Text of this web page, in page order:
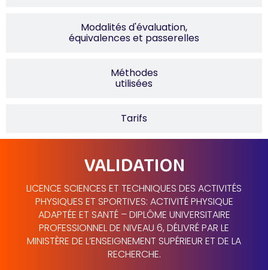
Modalités d'évaluation,
équivalences et passerelles
Méthodes
utilisées
Tarifs
VALIDATION
LICENCE SCIENCES ET TECHNIQUES DES ACTIVITÉS
PHYSIQUES ET SPORTIVES: ACTIVITÉ PHYSIQUE
ADAPTÉE ET SANTÉ – DIPLÔME UNIVERSITAIRE
PROFESSIONNEL DE NIVEAU 6, DÉLIVRÉ PAR LE
MINISTÈRE DE L’ENSEIGNEMENT SUPÉRIEUR ET DE LA
RECHERCHE.